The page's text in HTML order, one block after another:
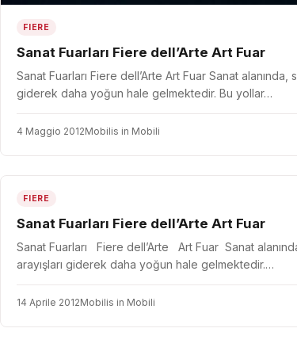
FIERE
Sanat Fuarları Fiere dell’Arte Art Fuar
Sanat Fuarları Fiere dell’Arte Art Fuar Sanat alanında,
giderek daha yoğun hale gelmektedir. Bu yollar…
4 Maggio 2012Mobilis in Mobili
FIERE
Sanat Fuarları Fiere dell’Arte Art Fuar
Sanat Fuarları Fiere dell’Arte Art Fuar Sanat
arayışları giderek daha yoğun hale gelmektedir.…
14 Aprile 2012Mobilis in Mobili